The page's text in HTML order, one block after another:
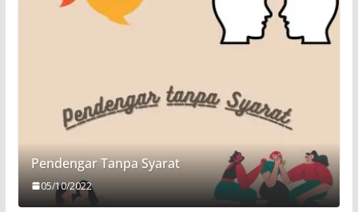
Pendengar Tanpa Syarat
05/10/2022